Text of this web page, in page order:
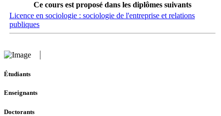
Ce cours est proposé dans les diplômes suivants
Licence en sociologie : sociologie de l'entreprise et relations
publiques
Étudiants
Enseignants
Doctorants